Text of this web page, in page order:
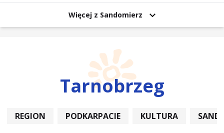
Więcej z Sandomierz
Tarnobrzeg
REGION PODKARPACIE KULTURA